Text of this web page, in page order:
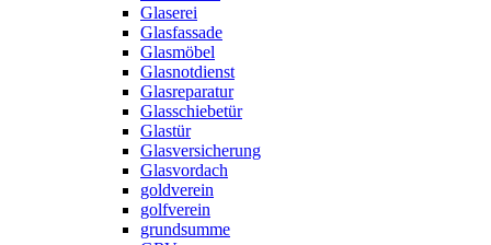
Glaserei
Glasfassade
Glasmöbel
Glasnotdienst
Glasreparatur
Glasschiebetür
Glastür
Glasversicherung
Glasvordach
goldverein
golfverein
grundsumme